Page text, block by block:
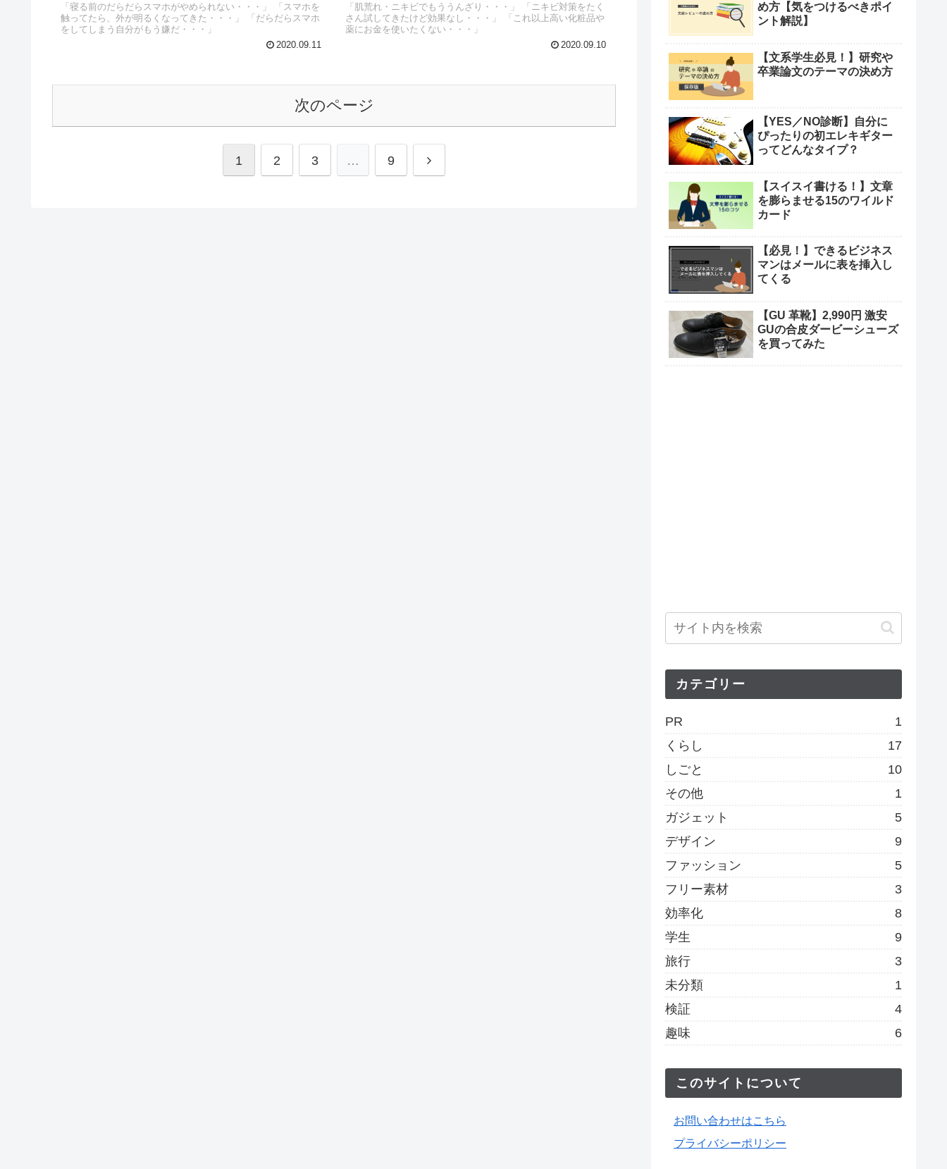
「寝る前のだらだらスマホがやめられない・・・」 「スマホを
触ってたら、外が明るくなってきた・・・」 「だらだらスマホ
をしてしまう自分がもう嫌だ・・・」
2020.09.11
「肌荒れ・ニキビでもううんざり・・・」 「ニキビ対策をたく
さん試してきたけど効果なし・・・」 「これ以上高い化粧品や
薬にお金を使いたくない・・・」
2020.09.10
次のページ
1 2 3 … 9
め方【気をつけるべきポイ
ント解説】
【文系学生必見！】研究や
卒業論文のテーマの決め方
【YES／NO診断】自分に
ぴったりの初エレキギター
ってどんなタイプ？
【スイスイ書ける！】文章
を膨らませる15のワイルド
カード
【必見！】できるビジネス
マンはメールに表を挿入し
てくる
【GU 革靴】2,990円 激安
GUの合皮ダービーシューズ
を買ってみた
カテゴリー
PR
1
くらし
17
しごと
10
その他
1
ガジェット
5
デザイン
9
ファッション
5
フリー素材
3
効率化
8
学生
9
旅行
3
未分類
1
検証
4
趣味
6
このサイトについて
お問い合わせはこちら
プライバシーポリシー